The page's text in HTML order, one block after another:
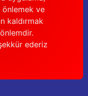
önlemek ve
kaldırmak
ederiz